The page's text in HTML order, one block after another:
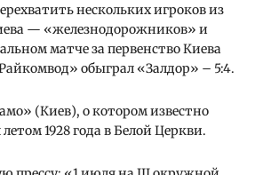
нескольких игроков из
— «железнодорожников» и
матче за первенство Киева
обыграл «Залдор» – 5:4.
(Киев), о котором известно
1928 года в Белой Церкви.